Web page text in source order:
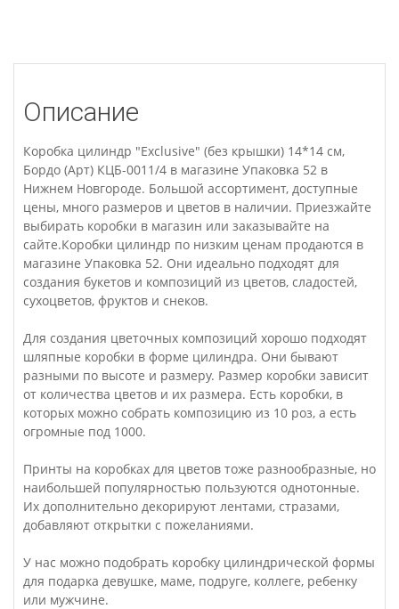
Описание
Коробка цилиндр "Exclusive" (без крышки) 14*14 см,
Бордо (Арт) КЦБ-0011/4 в магазине Упаковка 52 в
Нижнем Новгороде. Большой ассортимент, доступные
цены, много размеров и цветов в наличии. Приезжайте
выбирать коробки в магазин или заказывайте на
сайте.Коробки цилиндр по низким ценам продаются в
магазине Упаковка 52. Они идеально подходят для
создания букетов и композиций из цветов, сладостей,
сухоцветов, фруктов и снеков.
Для создания цветочных композиций хорошо подходят
шляпные коробки в форме цилиндра. Они бывают
разными по высоте и размеру. Размер коробки зависит
от количества цветов и их размера. Есть коробки, в
которых можно собрать композицию из 10 роз, а есть
огромные под 1000.
Принты на коробках для цветов тоже разнообразные, но
наибольшей популярностью пользуются однотонные.
Их дополнительно декорируют лентами, стразами,
добавляют открытки с пожеланиями.
У нас можно подобрать коробку цилиндрической формы
для подарка девушке, маме, подруге, коллеге, ребенку
или мужчине.